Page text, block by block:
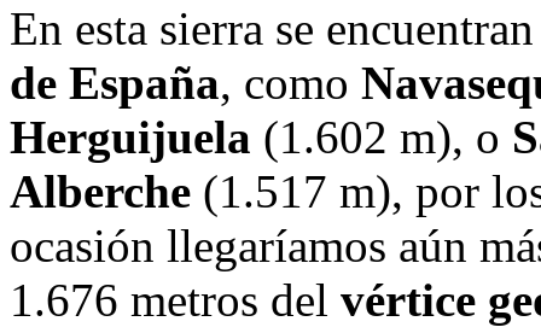
En esta sierra se
de España, como
Herguijuela (1.602 m), o
Alberche (1.517 m), por
ocasión llegaríamos aún
1.676 metros del vértice